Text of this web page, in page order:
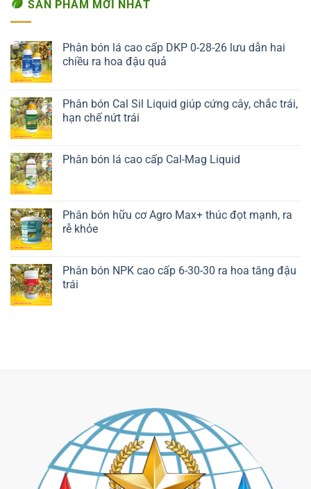
SẢN PHẨM MỚI NHẤT
Phân bón lá cao cấp DKP 0-28-26 lưu dẫn hai
chiều ra hoa đậu quả
Phân bón Cal Sil Liquid giúp cứng cây, chắc trái,
hạn chế nứt trái
Liên hệ ngay
Phân bón lá cao cấp Cal-Mag Liquid
Phân bón hữu cơ Agro Max+ thúc đọt mạnh, ra
rễ khỏe
Phân bón NPK cao cấp 6-30-30 ra hoa tăng đậu
trái